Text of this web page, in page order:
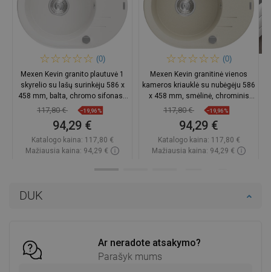
DUK
Ar neradote atsakymo?
Parašyk mums
(0)
Mexen Kevin granito plautuvė 1
skyrelio su lašų surinkėju 586 x
458 mm, balta, chromo sifonas -
6517581005-20
117,80 € −19,96%
94,29 €
Katalogo kaina: 117,80 €
Mažiausia kaina: 94,29 €
(0)
Mexen Kevin granitinė vienos
kameros kriauklė su nubėgėju 586
x 458 mm, smėlinė, chrominis
sifonas - 6517581005-69
117,80 € −19,96%
94,29 €
Katalogo kaina: 117,80 €
Mažiausia kaina: 94,29 €